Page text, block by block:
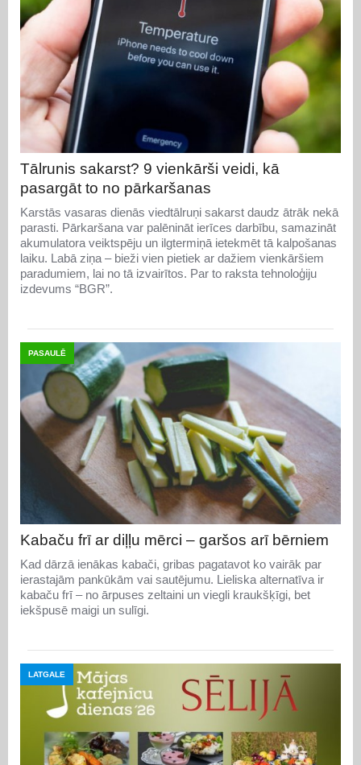
Tālrunis sakarst? 9 vienkārši veidi, kā
pasargāt to no pārkaršanas
Karstās vasaras dienās viedtālruņi sakarst daudz ātrāk nekā
parasti. Pārkaršana var palēnināt ierīces darbību, samazināt
akumulatora veiktspēju un ilgtermiņā ietekmēt tā kalpošanas
laiku. Labā ziņa – bieži vien pietiek ar dažiem vienkāršiem
paradumiem, lai no tā izvairītos. Par to raksta tehnoloģiju
izdevums “BGR”.
PASAULĒ
Kabaču frī ar diļļu mērci – garšos arī bērniem
Kad dārzā ienākas kabači, gribas pagatavot ko vairāk par
ierastajām pankūkām vai sautējumu. Lieliska alternatīva ir
kabaču frī – no ārpuses zeltaini un viegli kraukšķīgi, bet
iekšpusē maigi un sulīgi.
LATGALE